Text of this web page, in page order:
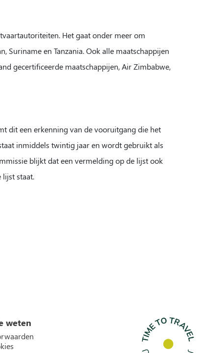
Het gaat onder meer om
Suriname en Tanzania. Ook alle maatschappijen
gecertificeerde maatschappijen, Air Zimbabwe,
dit een erkenning van de vooruitgang die het
inmiddels twintig jaar en wordt gebruikt als
blijkt dat een vermelding op de lijst ook
lijst staat.
weten